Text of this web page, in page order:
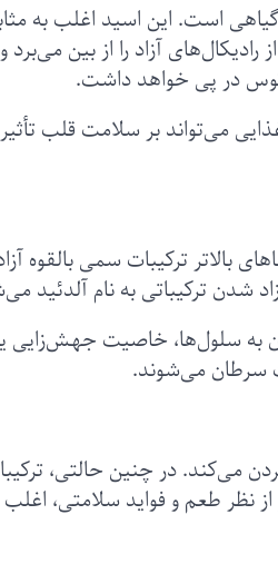
است. این اسید اغلب به
آزاد را از بین می‌برد
در پی خواهد داشت.
می‌تواند بر سلامت قلب تأثیر
از ۴۵۰ درجه برسد، زیرا در دماهای بالاتر ترکیبات سمی بالقوه
ترکیباتی به نام آلدئید
به سلول‌ها، خاصیت جهش‌زایی
سرطان می‌شوند.
می‌کند. در چنین حالتی،
نظر طعم و فواید سلامتی، اغلب